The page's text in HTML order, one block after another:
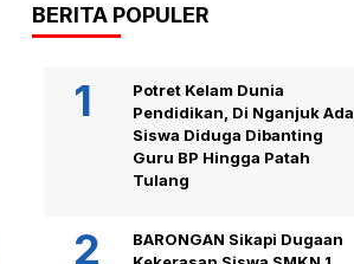
BERITA POPULER
Potret Kelam Dunia
Pendidikan, Di Nganjuk Ada
Siswa Diduga Dibanting
Guru BP Hingga Patah
Tulang
BARONGAN Sikapi Dugaan